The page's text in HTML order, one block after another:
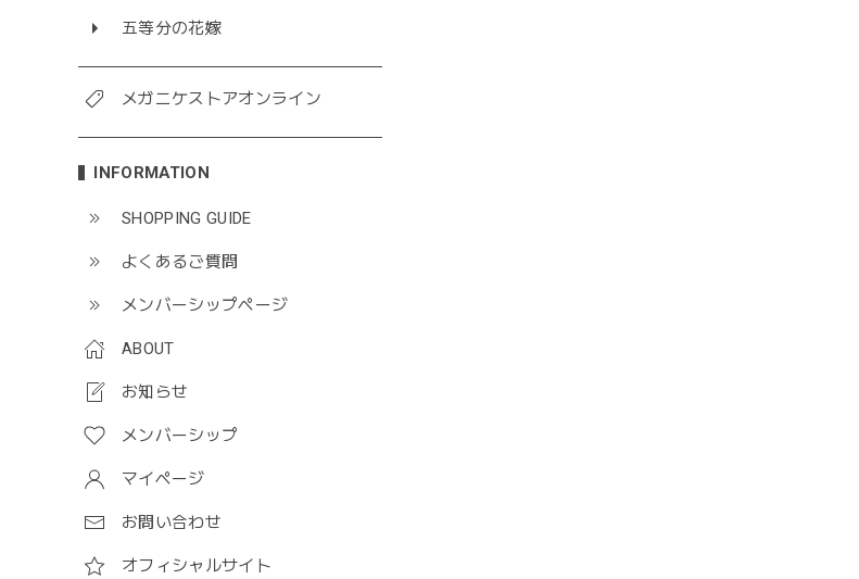
五等分の花嫁
メガニケストアオンライン
INFORMATION
SHOPPING GUIDE
よくあるご質問
メンバーシップページ
ABOUT
お知らせ
メンバーシップ
マイページ
お問い合わせ
オフィシャルサイト